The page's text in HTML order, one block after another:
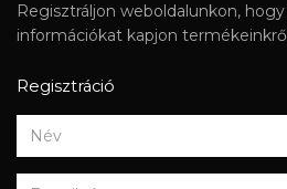
Regisztráljon weboldalunkon,
információkat kapjon
Regisztráció